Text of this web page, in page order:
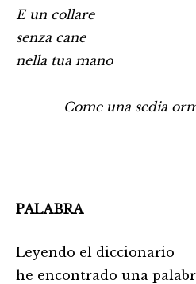
E un collare
senza cane
nella tua mano
Come una sedia
PALABRA
Leyendo el diccionario
he encontrado una